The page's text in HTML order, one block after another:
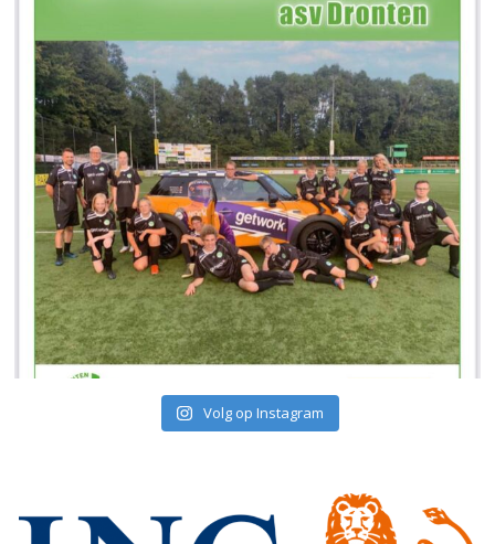
Volg op Instagram